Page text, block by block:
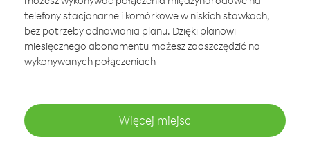
telefony stacjonarne i komórkowe w niskich stawkach,
bez potrzeby odnawiania planu. Dzięki planowi
miesięcznego abonamentu możesz zaoszczędzić na
wykonywanych połączeniach
Więcej miejsc